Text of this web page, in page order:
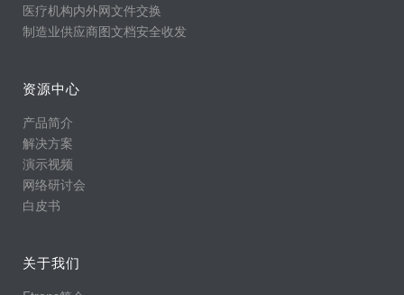
医疗机构内外网文件交换
制造业供应商图文档安全收发
资源中心
产品简介
解决方案
演示视频
网络研讨会
白皮书
关于我们